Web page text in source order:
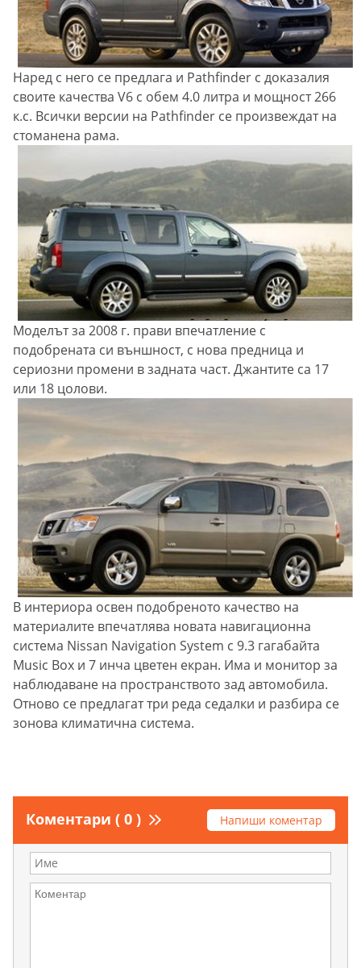
Наред с него се предлага и Pathfinder с доказалия
своите качества V6 с обем 4.0 литра и мощност 266
к.с. Всички версии на Pathfinder се произвеждат на
стоманена рама.
Моделът за 2008 г. прави впечатление с
подобрената си външност, с нова предница и
сериозни промени в задната част. Джантите са 17
или 18 цолови.
В интериора освен подобреното качество на
материалите впечатлява новата навигационна
система Nissan Navigation System с 9.3 гагабайта
Music Box и 7 инча цветен екран. Има и монитор за
наблюдаване на пространството зад автомобила.
Отново се предлагат три реда седалки и разбира се
зонова климатична система.
Коментари ( 0 ) Напиши коментар